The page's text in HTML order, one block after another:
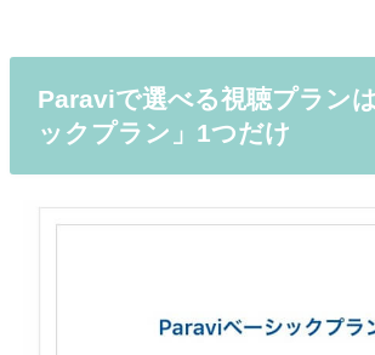
Paraviで選べる視聴プラン
ックプラン」1つだけ